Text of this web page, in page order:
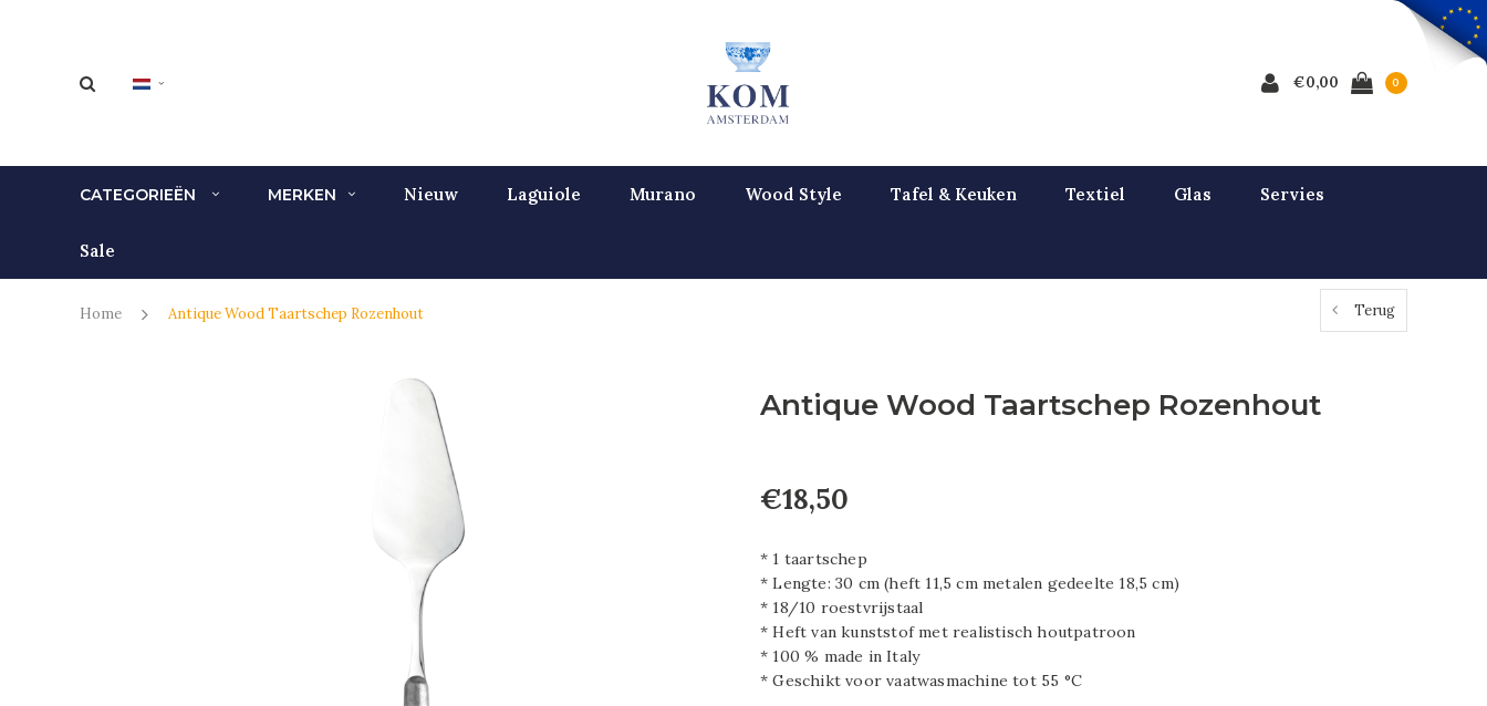
€0,00 0
CATEGORIEËN MERKEN Nieuw Laguiole Murano Wood Style Tafel & Keuken Textiel Glas Servies
Sale
Home Antique Wood Taartschep Rozenhout Terug
Antique Wood Taartschep Rozenhout
€18,50
* 1 taartschep
* Lengte: 30 cm (heft 11,5 cm metalen gedeelte 18,5 cm)
* 18/10 roestvrijstaal
* Heft van kunststof met realistisch houtpatroon
* 100 % made in Italy
* Geschikt voor vaatwasmachine tot 55 °C